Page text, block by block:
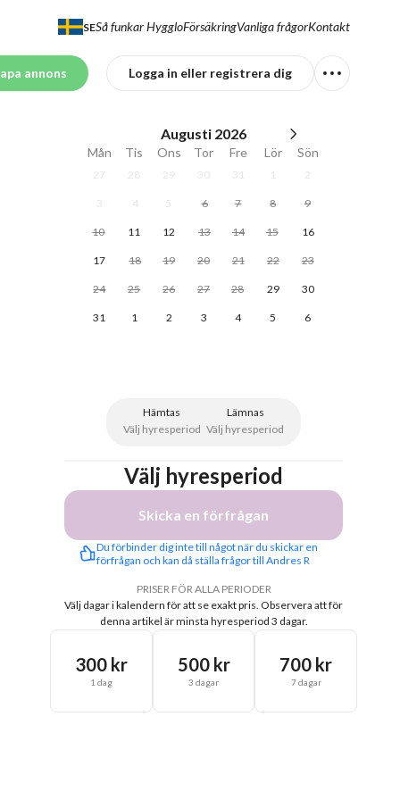
SESå funkar HyggloFörsäkringVanliga frågorKontakt
annons Logga in eller registrera dig
Augusti 2026
Mån Tis Ons Tor Fre Lör Sön
27 28 29 30 31 1 2
3 4 5 6 7 8 9
10 11 12 13 14 15 16
17 18 19 20 21 22 23
24 25 26 27 28 29 30
31 1 2 3 4 5 6
Hämtas
Välj hyresperiod
Lämnas
Välj hyresperiod
Välj hyresperiod
Skicka en förfrågan
Du förbinder dig inte till något när du skickar en
förfrågan och kan då ställa frågor till Andres R
PRISER FÖR ALLA PERIODER
Välj dagar i kalendern för att se exakt pris. Observera att för
denna artikel är minsta hyresperiod 3 dagar.
300 kr
1 dag
500 kr
3 dagar
700 kr
7 dagar